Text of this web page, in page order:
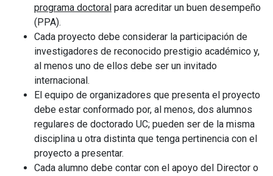
programa doctoral para acreditar un buen desempeño
(PPA).
Cada proyecto debe considerar la participación de
investigadores de reconocido prestigio académico y,
al menos uno de ellos debe ser un invitado
internacional.
El equipo de organizadores que presenta el proyecto
debe estar conformado por, al menos, dos alumnos
regulares de doctorado UC; pueden ser de la misma
disciplina u otra distinta que tenga pertinencia con el
proyecto a presentar.
Cada alumno debe contar con el apoyo del Director o